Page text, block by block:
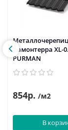
Ламонтерра XL-
PURMAN
854р. /м2
В